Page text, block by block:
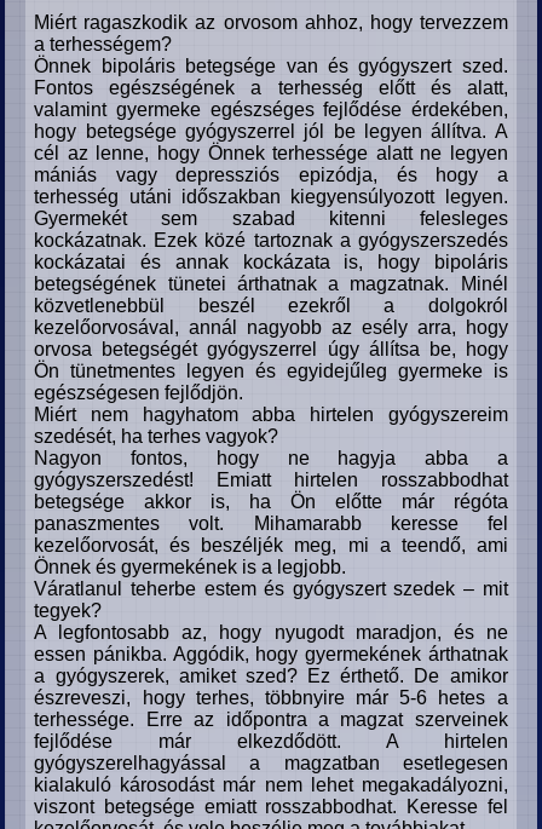
Miért ragaszkodik az orvosom ahhoz, hogy tervezzem
a terhességem?
Önnek bipoláris betegsége van és gyógyszert szed.
Fontos egészségének a terhesség előtt és alatt,
valamint gyermeke egészséges fejlődése érdekében,
hogy betegsége gyógyszerrel jól be legyen állítva. A
cél az lenne, hogy Önnek terhessége alatt ne legyen
mániás vagy depressziós epizódja, és hogy a
terhesség utáni időszakban kiegyensúlyozott legyen.
Gyermekét sem szabad kitenni felesleges
kockázatnak. Ezek közé tartoznak a gyógyszerszedés
kockázatai és annak kockázata is, hogy bipoláris
betegségének tünetei árthatnak a magzatnak. Minél
közvetlenebbül beszél ezekről a dolgokról
kezelőorvosával, annál nagyobb az esély arra, hogy
orvosa betegségét gyógyszerrel úgy állítsa be, hogy
Ön tünetmentes legyen és egyidejűleg gyermeke is
egészségesen fejlődjön.
Miért nem hagyhatom abba hirtelen gyógyszereim
szedését, ha terhes vagyok?
Nagyon fontos, hogy ne hagyja abba a
gyógyszerszedést! Emiatt hirtelen rosszabbodhat
betegsége akkor is, ha Ön előtte már régóta
panaszmentes volt. Mihamarabb keresse fel
kezelőorvosát, és beszéljék meg, mi a teendő, ami
Önnek és gyermekének is a legjobb.
Váratlanul teherbe estem és gyógyszert szedek – mit
tegyek?
A legfontosabb az, hogy nyugodt maradjon, és ne
essen pánikba. Aggódik, hogy gyermekének árthatnak
a gyógyszerek, amiket szed? Ez érthető. De amikor
észreveszi, hogy terhes, többnyire már 5-6 hetes a
terhessége. Erre az időpontra a magzat szerveinek
fejlődése már elkezdődött. A hirtelen
gyógyszerelhagyással a magzatban esetlegesen
kialakuló károsodást már nem lehet megakadályozni,
viszont betegsége emiatt rosszabbodhat. Keresse fel